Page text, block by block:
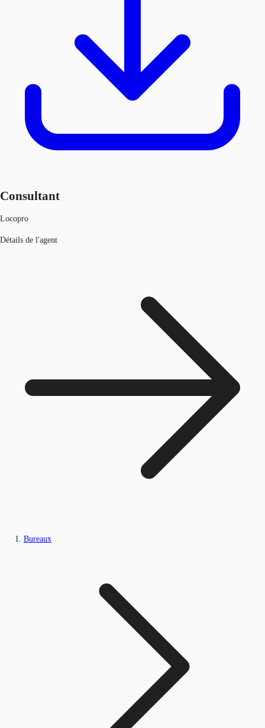
Consultant
Locopro
Détails de l'agent
Bureaux